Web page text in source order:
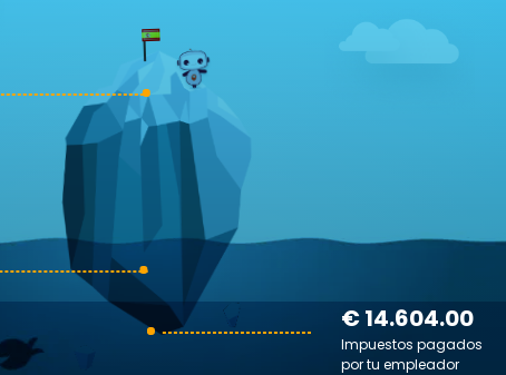
€ 14.604.00
Impuestos pagados
por tu empleador